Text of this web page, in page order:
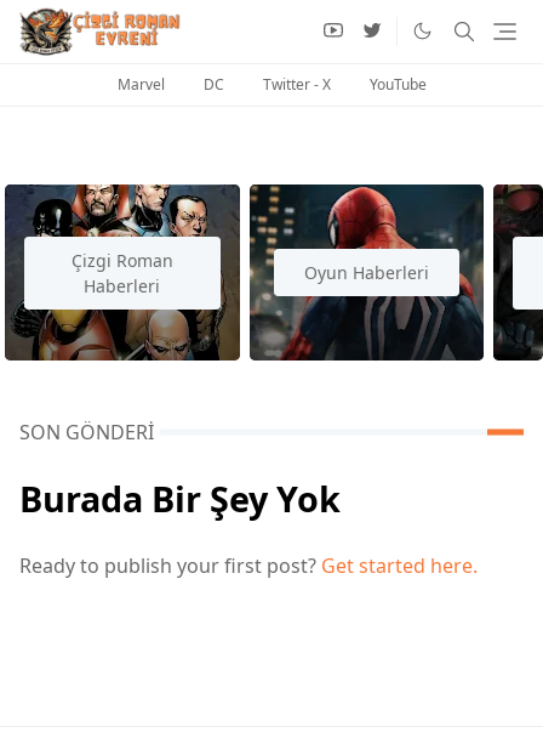
Marvel DC Twitter - X YouTube
Çizgi Roman
Haberleri
Oyun Haberleri
SON GÖNDERI
Burada Bir Şey Yok
Ready to publish your first post? Get started here.